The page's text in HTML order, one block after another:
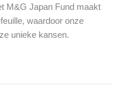
M&G Japan Fund maakt
waardoor onze
unieke kansen.